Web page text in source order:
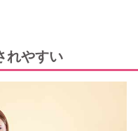
れやすい